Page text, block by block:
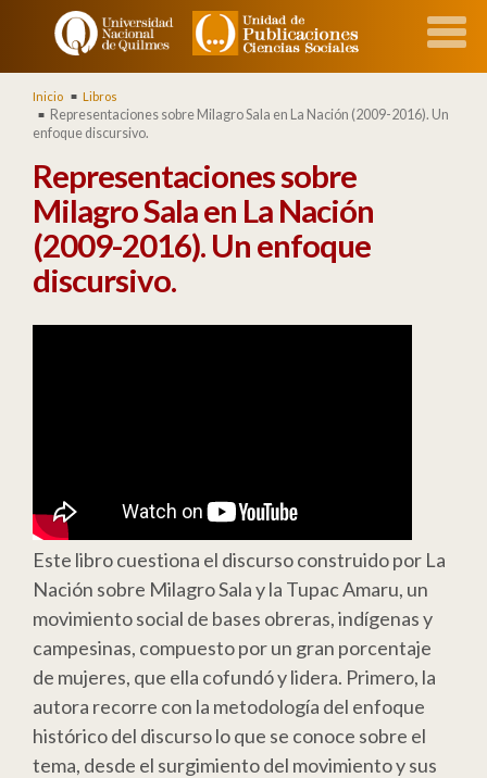
Inicio Libros
Representaciones sobre Milagro Sala en La Nación (2009-2016). Un
enfoque discursivo.
Representaciones sobre
Milagro Sala en La Nación
(2009-2016). Un enfoque
discursivo.
Este libro cuestiona el discurso construido por La
Nación sobre Milagro Sala y la Tupac Amaru, un
movimiento social de bases obreras, indígenas y
campesinas, compuesto por un gran porcentaje
de mujeres, que ella cofundó y lidera. Primero, la
autora recorre con la metodología del enfoque
histórico del discurso lo que se conoce sobre el
tema, desde el surgimiento del movimiento y sus